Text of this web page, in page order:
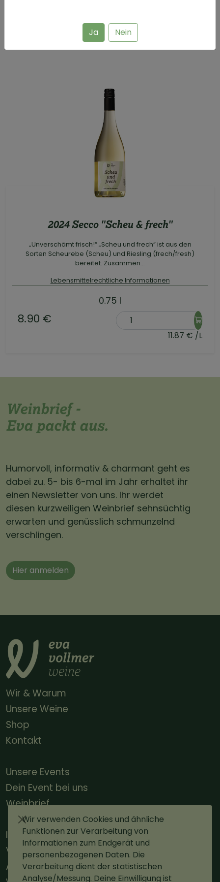
Ja Nein
Wir verwenden Cookies und ähnliche
Funktionen zur Verarbeitung von
Informationen zum Endgerät und
personenbezogenen Daten. Die
Verarbeitung dient der statistischen
Analyse/Messung. Deine Einwilligung ist
2024 Secco "Scheu & frech"
„Unverschämt frisch!“ „Scheu und frech“ ist aus den
Sorten Scheurebe (Scheu) und Riesling (frech/fresh)
bereitet. Zusammen...
Lebensmittelrechtliche Informationen
0.75 l
8.90 €
11.87 € /L
Weinbrief -
Eva packt aus.
Humorvoll, informativ & charmant geht es
dabei zu. 5- bis 6-mal im Jahr erhaltet ihr
einen Newsletter von uns. Ihr werdet
diesen kurzweiligen Weinbrief sehnsüchtig
erwarten und genüsslich schmunzelnd
verschlingen.
Hier anmelden
Wir & Warum
Unsere Weine
Shop
Kontakt
Unsere Events
Dein Event bei uns
Weinbrief
Impressum
Versand
AGBs